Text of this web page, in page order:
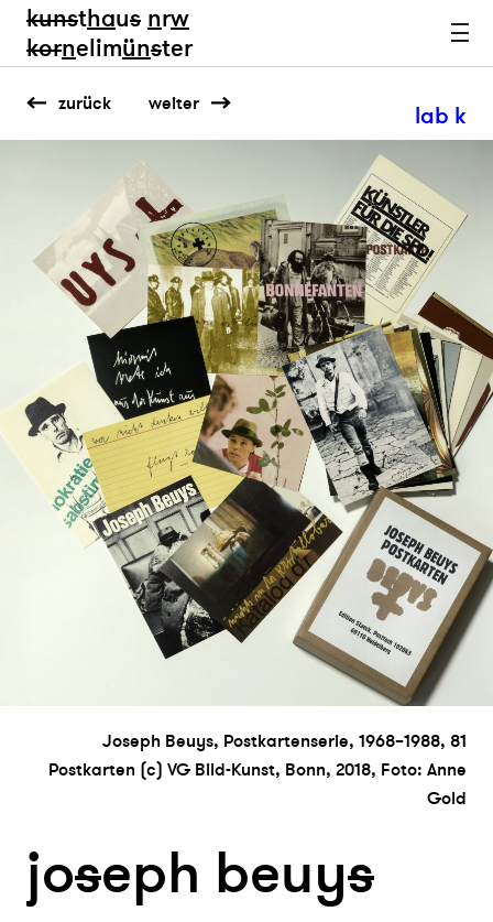
kunsthaus nrw
kornelimünster
lab k
zurück weiter
Joseph Beuys, Postkartenserie, 1968–1988, 81
Postkarten (c) VG Bild-Kunst, Bonn, 2018, Foto: Anne
Gold
joseph beuys